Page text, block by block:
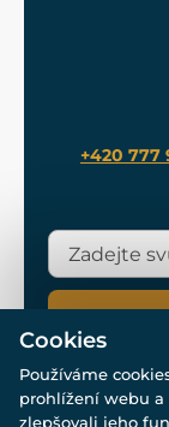
Meče pro
+420 777
Cookies
Používáme
prohlížení webu a
zlepšovali jeho